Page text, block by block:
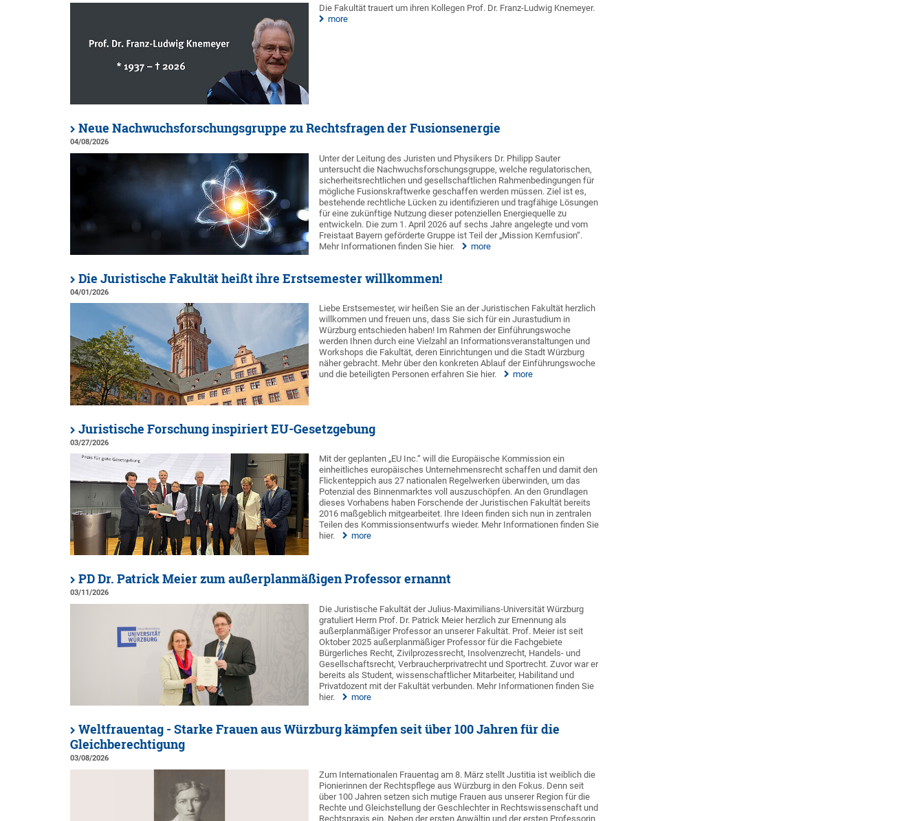
Die Fakultät trauert um ihren Kollegen Prof. Dr. Franz-Ludwig Knemeyer.
more
Neue Nachwuchsforschungsgruppe zu Rechtsfragen der Fusionsenergie
04/08/2026
Unter der Leitung des Juristen und Physikers Dr. Philipp Sauter
untersucht die Nachwuchsforschungsgruppe, welche regulatorischen,
sicherheitsrechtlichen und gesellschaftlichen Rahmenbedingungen für
mögliche Fusionskraftwerke geschaffen werden müssen. Ziel ist es,
bestehende rechtliche Lücken zu identifizieren und tragfähige Lösungen
für eine zukünftige Nutzung dieser potenziellen Energiequelle zu
entwickeln. Die zum 1. April 2026 auf sechs Jahre angelegte und vom
Freistaat Bayern geförderte Gruppe ist Teil der „Mission Kernfusion“.
Mehr Informationen finden Sie hier.
more
Die Juristische Fakultät heißt ihre Erstsemester willkommen!
04/01/2026
Liebe Erstsemester, wir heißen Sie an der Juristischen Fakultät herzlich
willkommen und freuen uns, dass Sie sich für ein Jurastudium in
Würzburg entschieden haben! Im Rahmen der Einführungswoche
werden Ihnen durch eine Vielzahl an Informationsveranstaltungen und
Workshops die Fakultät, deren Einrichtungen und die Stadt Würzburg
näher gebracht. Mehr über den konkreten Ablauf der Einführungswoche
und die beteiligten Personen erfahren Sie hier.
more
Juristische Forschung inspiriert EU-Gesetzgebung
03/27/2026
Mit der geplanten „EU Inc.“ will die Europäische Kommission ein
einheitliches europäisches Unternehmensrecht schaffen und damit den
Flickenteppich aus 27 nationalen Regelwerken überwinden, um das
Potenzial des Binnenmarktes voll auszuschöpfen. An den Grundlagen
dieses Vorhabens haben Forschende der Juristischen Fakultät bereits
2016 maßgeblich mitgearbeitet. Ihre Ideen finden sich nun in zentralen
Teilen des Kommissionsentwurfs wieder. Mehr Informationen finden Sie
hier.
more
PD Dr. Patrick Meier zum außerplanmäßigen Professor ernannt
03/11/2026
Die Juristische Fakultät der Julius-Maximilians-Universität Würzburg
gratuliert Herrn Prof. Dr. Patrick Meier herzlich zur Ernennung als
außerplanmäßiger Professor an unserer Fakultät. Prof. Meier ist seit
Oktober 2025 außerplanmäßiger Professor für die Fachgebiete
Bürgerliches Recht, Zivilprozessrecht, Insolvenzrecht, Handels- und
Gesellschaftsrecht, Verbraucherprivatrecht und Sportrecht. Zuvor war er
bereits als Student, wissenschaftlicher Mitarbeiter, Habilitand und
Privatdozent mit der Fakultät verbunden. Mehr Informationen finden Sie
hier.
more
Weltfrauentag - Starke Frauen aus Würzburg kämpfen seit über 100 Jahren für die
Gleichberechtigung
03/08/2026
Zum Internationalen Frauentag am 8. März stellt Justitia ist weiblich die
Pionierinnen der Rechtspflege aus Würzburg in den Fokus. Denn seit
über 100 Jahren setzen sich mutige Frauen aus unserer Region für die
Rechte und Gleichstellung der Geschlechter in Rechtswissenschaft und
Rechtspraxis ein. Neben der ersten Anwältin und der ersten Professorin